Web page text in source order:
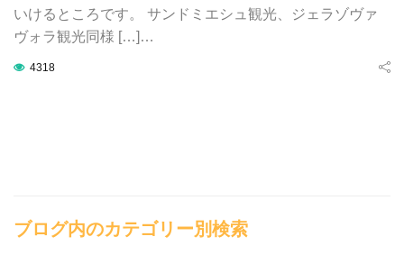
いけるところです。 サンドミエシュ観光、ジェラゾヴァ
ヴォラ観光同様 […]…
4318
ブログ内のカテゴリー別検索